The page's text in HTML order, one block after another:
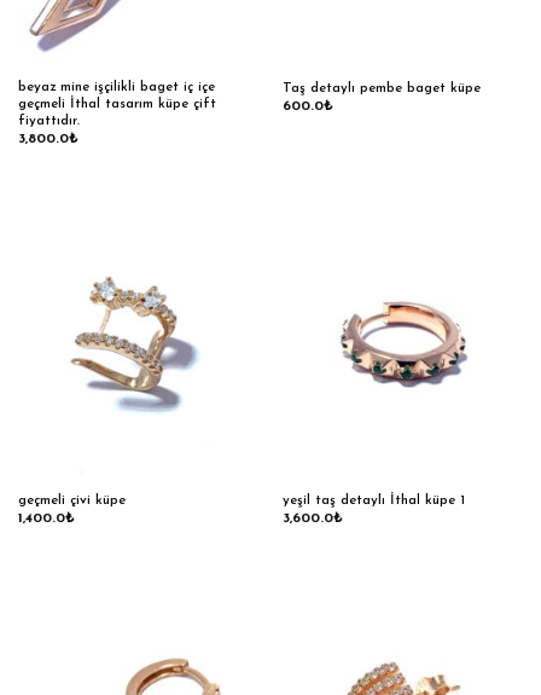
beyaz mine işçilikli baget iç içe
geçmeli İthal tasarım küpe çift
fiyattıdır.
3,800.0₺
Taş detaylı pembe baget küpe
600.0₺
geçmeli çivi küpe
1,400.0₺
yeşil taş detaylı İthal küpe 1
3,600.0₺